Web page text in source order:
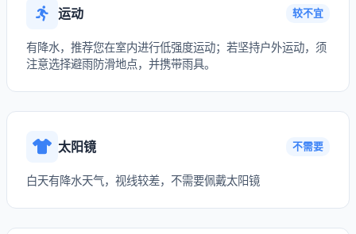
运动 较不宜
有降水，推荐您在室内进行低强度运动；若坚持户外运动，须
注意选择避雨防滑地点，并携带雨具。
太阳镜 不需要
白天有降水天气，视线较差，不需要佩戴太阳镜